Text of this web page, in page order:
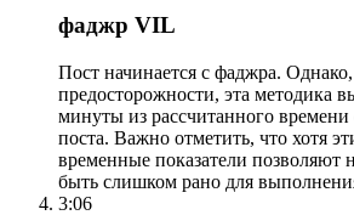
фаджр VIL
Пост начинается с фаджра.
предосторожности, эта методика
минуты из рассчитанного времени
поста. Важно отметить, что хотя
временные показатели позволяют
быть слишком рано для
3:06